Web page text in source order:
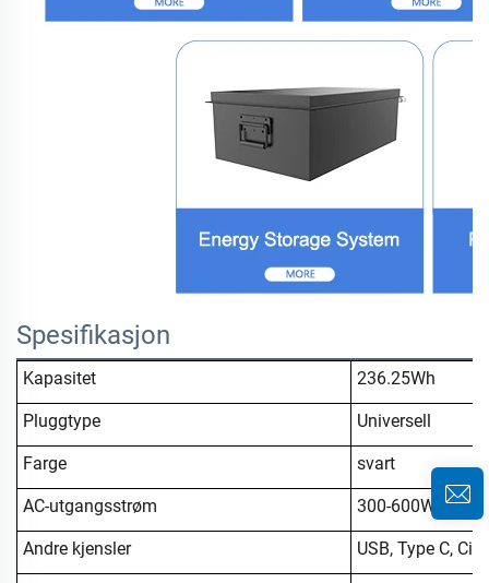
Spesifikasjon
Kapasitet 236.25Wh
Pluggtype Universell
Farge svart
AC-utgangsstrøm 300-600W
Andre kjensler USB, Type C,